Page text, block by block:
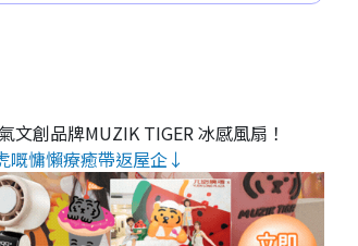
文創品牌MUZIK TIGER 冰感風扇！
嘅慵懶療癒帶返屋企↓